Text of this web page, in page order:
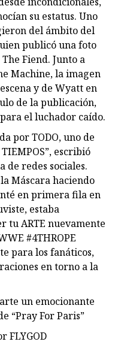
su estatus. Uno
del ámbito del
publicó una foto
Fiend. Junto a
Machine, la imagen
y de Wyatt en
de la publicación,
el luchador caído.
por TODO, uno de
TIEMPOS”, escribió
de redes sociales.
Máscara haciendo
en primera fila en
estaba
tu ARTE nuevamente
#4THROPE
para los fanáticos,
en torno a la
un emocionante
“Pray For Paris”
FLYGOD